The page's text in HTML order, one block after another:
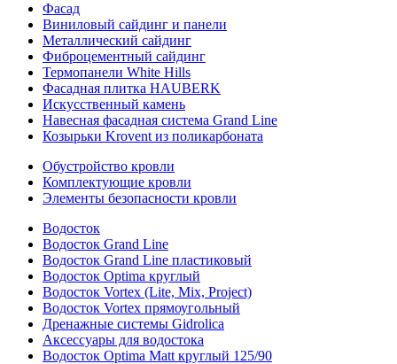
Фасад
Виниловый сайдинг и панели
Металлический сайдинг
Фиброцементный сайдинг
Термопанели White Hills
Фасадная плитка HAUBERK
Искусственный камень
Навесная фасадная система Grand Line
Козырьки Krovent из поликарбоната
Обустройство кровли
Комплектующие кровли
Элементы безопасности кровли
Водосток
Водосток Grand Line
Водосток Grand Line пластиковый
Водосток Optima круглый
Водосток Vortex (Lite, Mix, Project)
Водосток Vortex прямоугольный
Дренажные системы Gidrolica
Аксессуары для водостока
Водосток Optima Matt круглый 125/90